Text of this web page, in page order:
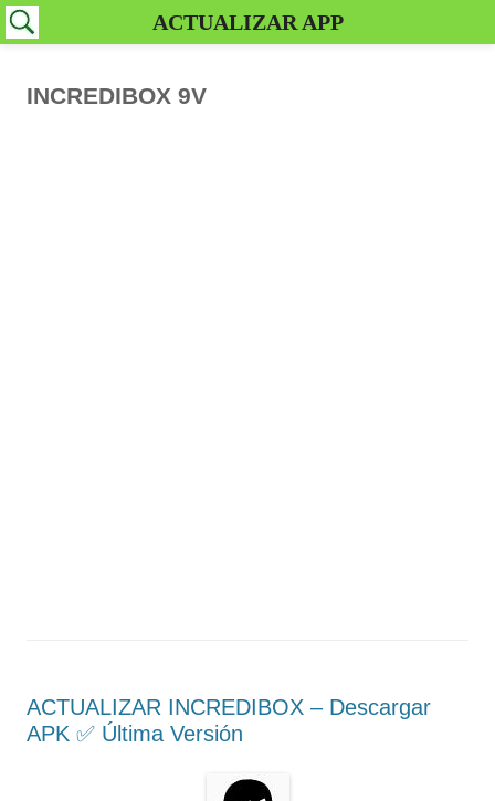
INCREDIBOX 9V
ACTUALIZAR INCREDIBOX – Descargar
APK ✅️ Última Versión
ACTUALIZAR APP